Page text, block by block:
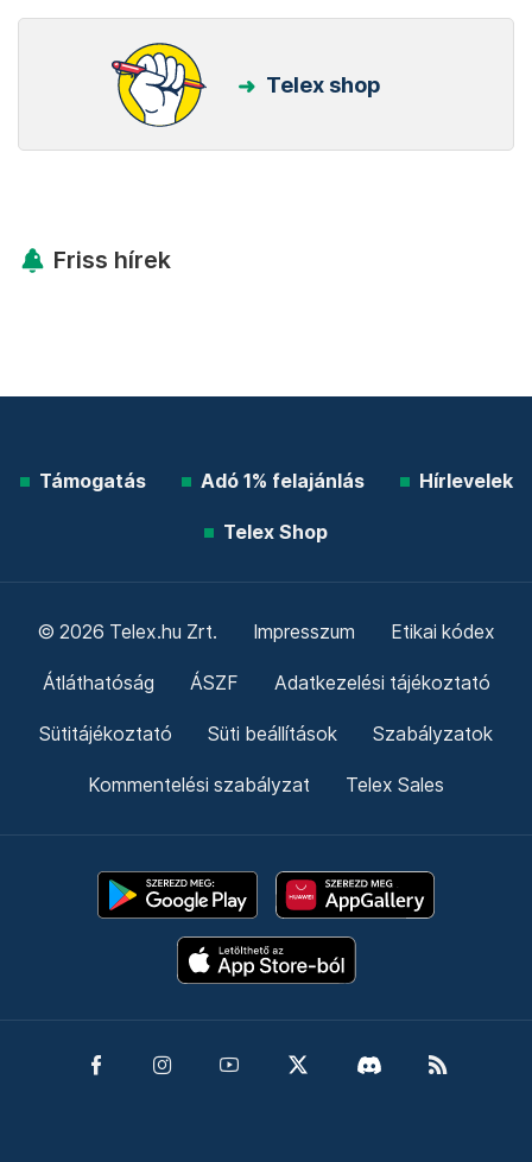
Telex shop
Friss hírek
Támogatás Adó 1% felajánlás Hírlevelek
Telex Shop
© 2026 Telex.hu Zrt. Impresszum Etikai kódex
Átláthatóság ÁSZF Adatkezelési tájékoztató
Sütitájékoztató Süti beállítások Szabályzatok
Kommentelési szabályzat Telex Sales